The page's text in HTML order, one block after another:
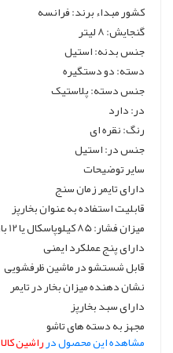
کشور مبداء برند: فرانسه
گنجایش: 8 لیتر
جنس بدنه: استیل
دسته: دو دستگیره
جنس دسته: پلاستیک
در: دارد
رنگ: نقره ای
جنس در: استیل
سایر توضیحات
دارای تایمر زمان سنج
قابلیت استفاده به عنوان بخارپز
میزان فشار: 85 کیلوپاسکال یا 12 بار
دارای پنج عملکرد ایمنی
قابل شستشو در ماشین ظرفشویی
نشان دهنده میزان بخار در تایمر
دارای سبد بخارپز
مجهز به دسته های تاشو
مشاهده این محصول درراشین کالا